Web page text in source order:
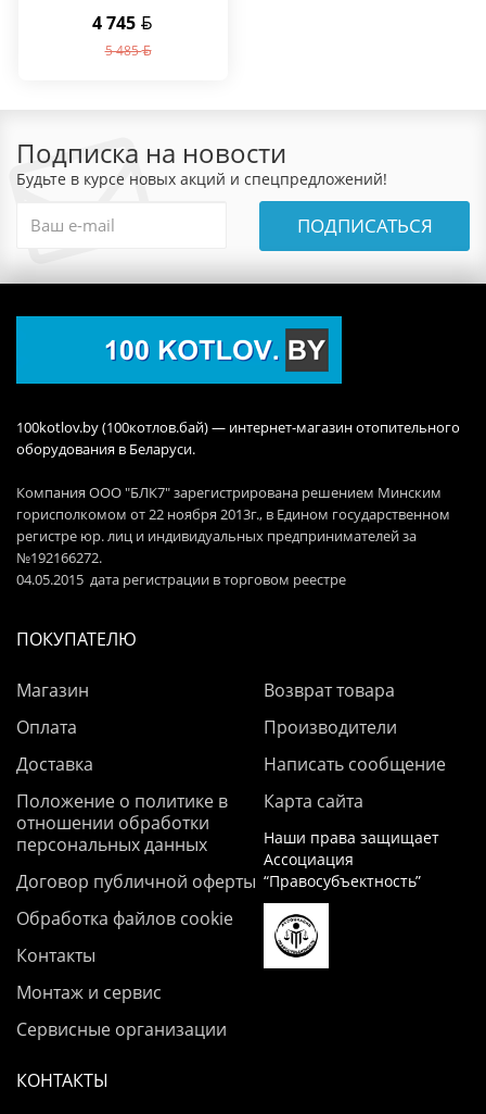
4 745
5 485
Подписка на новости
Будьте в курсе новых акций и спецпредложений!
ПОДПИСАТЬСЯ
100kotlov.by (100котлов.бай) — интернет-магазин отопительного
оборудования в Беларуси.
Компания ООО "БЛК7" зарегистрирована решением Минским
горисполкомом от 22 ноября 2013г., в Едином государственном
регистре юр. лиц и индивидуальных предпринимателей за
№192166272.
04.05.2015 дата регистрации в торговом реестре
ПОКУПАТЕЛЮ
Магазин
Оплата
Доставка
Положение о политике в
отношении обработки
персональных данных
Договор публичной оферты
Обработка файлов cookie
Контакты
Монтаж и сервис
Сервисные организации
Возврат товара
Производители
Написать сообщение
Карта сайта
Наши права защищает
Ассоциация
“Правосубъектность”
КОНТАКТЫ